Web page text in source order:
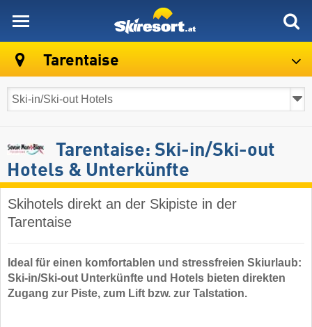
Tarentaise
Tarentaise: Ski-in/Ski-out
Hotels & Unterkünfte
Skihotels direkt an der Skipiste in der
Tarentaise
Ideal für einen komfortablen und stressfreien Skiurlaub:
Ski-in/Ski-out Unterkünfte und Hotels bieten direkten
Zugang zur Piste, zum Lift bzw. zur Talstation.